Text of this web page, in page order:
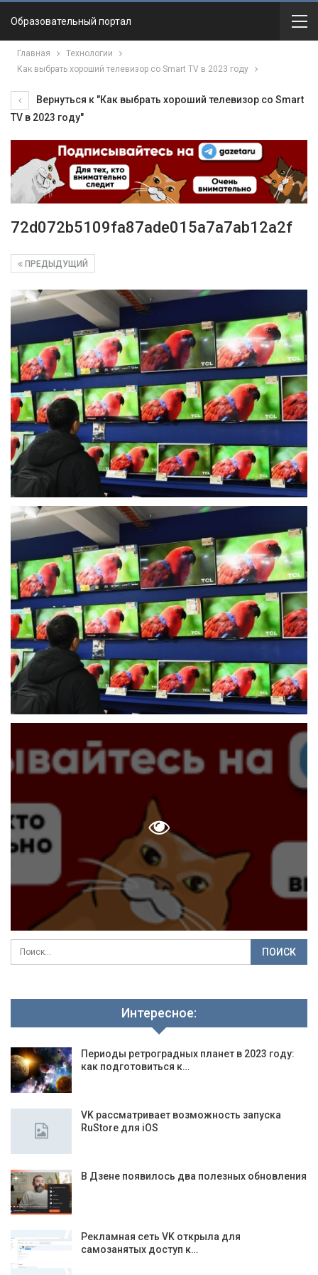
Образовательный портал
Главная
Технологии
Как выбрать хороший телевизор со Smart TV в 2023 году
Вернуться к "Как выбрать хороший телевизор со Smart
TV в 2023 году"
72d072b5109fa87ade015a7a7ab12a2f
ПРЕДЫДУЩИЙ
Интересное:
Периоды ретроградных планет в 2023 году:
как подготовиться к…
VK рассматривает возможность запуска
RuStore для iOS
В Дзене появилось два полезных обновления
Рекламная сеть VK открыла для
самозанятых доступ к…